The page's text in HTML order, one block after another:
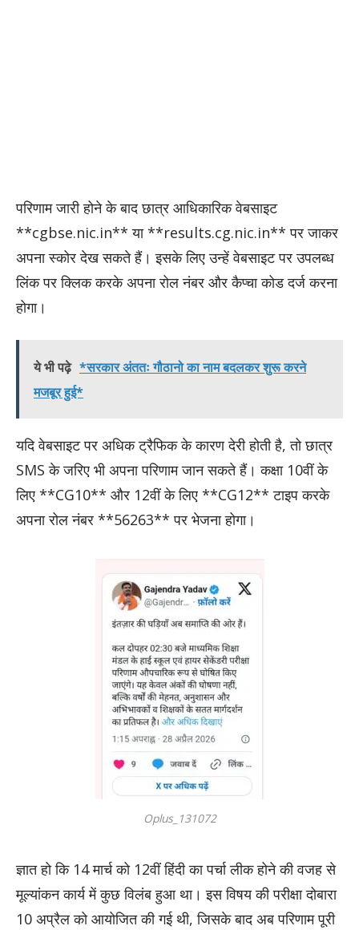
परिणाम जारी होने के बाद छात्र आधिकारिक वेबसाइट
**cgbse.nic.in** या **results.cg.nic.in** पर जाकर
अपना स्कोर देख सकते हैं। इसके लिए उन्हें वेबसाइट पर उपलब्ध
लिंक पर क्लिक करके अपना रोल नंबर और कैप्चा कोड दर्ज करना
होगा।
ये भी पढ़े *सरकार अंततः गौठानो का नाम बदलकर शुरू करने
मजबूर हुई*
यदि वेबसाइट पर अधिक ट्रैफिक के कारण देरी होती है, तो छात्र
SMS के जरिए भी अपना परिणाम जान सकते हैं। कक्षा 10वीं के
लिए **CG10** और 12वीं के लिए **CG12** टाइप करके
अपना रोल नंबर **56263** पर भेजना होगा।
Oplus_131072
ज्ञात हो कि 14 मार्च को 12वीं हिंदी का पर्चा लीक होने की वजह से
मूल्यांकन कार्य में कुछ विलंब हुआ था। इस विषय की परीक्षा दोबारा
10 अप्रैल को आयोजित की गई थी, जिसके बाद अब परिणाम पूरी